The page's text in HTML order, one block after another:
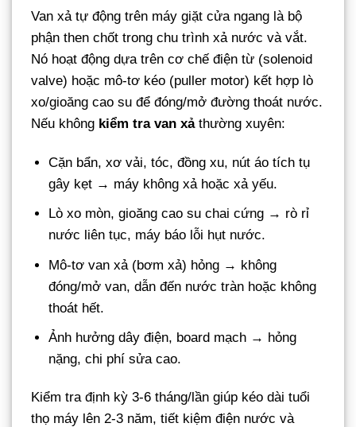
Van xả tự động trên máy giặt cửa ngang là bộ
phận then chốt trong chu trình xả nước và vắt.
Nó hoạt động dựa trên cơ chế điện từ (solenoid
valve) hoặc mô-tơ kéo (puller motor) kết hợp lò
xo/gioăng cao su để đóng/mở đường thoát nước.
Nếu không kiểm tra van xảthường xuyên:
Cặn bẩn, xơ vải, tóc, đồng xu, nút áo tích tụ
gây kẹt → máy không xả hoặc xả yếu.
Lò xo mòn, gioăng cao su chai cứng → rò rỉ
nước liên tục, máy báo lỗi hụt nước.
Mô-tơ van xả (bơm xả) hỏng → không
đóng/mở van, dẫn đến nước tràn hoặc không
thoát hết.
Ảnh hưởng dây điện, board mạch → hỏng
nặng, chi phí sửa cao.
Kiểm tra định kỳ 3-6 tháng/lần giúp kéo dài tuổi
thọ máy lên 2-3 năm, tiết kiệm điện nước và